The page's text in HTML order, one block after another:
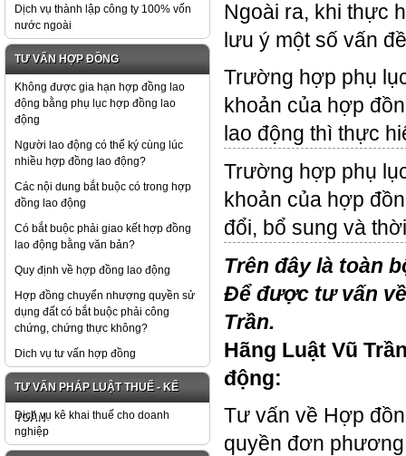
Dịch vụ thành lập công ty 100% vốn
nước ngoài
TƯ VẤN HỢP ĐỒNG
Không được gia hạn hợp đồng lao
động bằng phụ lục hợp đồng lao
động
Người lao động có thể ký cùng lúc
nhiều hợp đồng lao động?
Các nội dung bắt buộc có trong hợp
đồng lao động
Có bắt buộc phải giao kết hợp đồng
lao động bằng văn bản?
Quy định về hợp đồng lao động
Hợp đồng chuyển nhượng quyền sử
dụng đất có bắt buộc phải công
chứng, chứng thực không?
Dich vụ tư vấn hợp đồng
TƯ VẤN PHÁP LUẬT THUẾ - KẾ
TOÁN
Dịch vụ kê khai thuế cho doanh
nghiệp
Ngoài ra, khi thực
lưu ý một số vấn
Trường hợp phụ
khoản của hợp
lao động thì thực
Trường hợp phụ
khoản của hợp
đổi, bổ sung và
Trên đây là toàn
Để được tư vấn
Trần.
Hãng Luật Vũ
động:
Tư vấn về Hợp
quyền đơn